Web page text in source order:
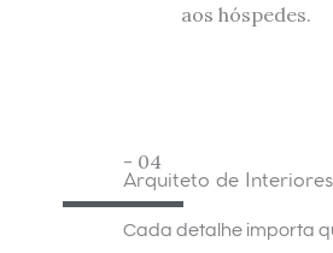
aos hóspedes.
- 04
Arquiteto de Interiores
Cada detalhe importa